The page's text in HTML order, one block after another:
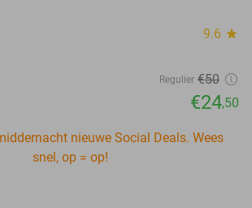
9.6 star
Regulier €50
€24,50
nieuwe Social Deals. Wees
snel, op = op!